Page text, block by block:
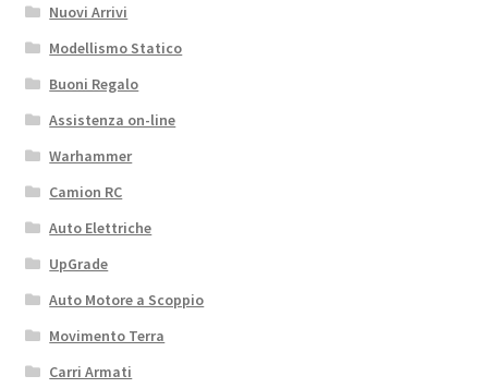
Nuovi Arrivi
Modellismo Statico
Buoni Regalo
Assistenza on-line
Warhammer
Camion RC
Auto Elettriche
UpGrade
Auto Motore a Scoppio
Movimento Terra
Carri Armati